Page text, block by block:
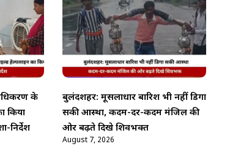
के
किया
निर्देश
बुलंदशहर: मूसलाधार बारिश भी नहीं डिगा
सकी आस्था, कदम-दर-कदम मंजिल की
ओर बढ़ते दिखे शिवभक्त
August 7, 2026